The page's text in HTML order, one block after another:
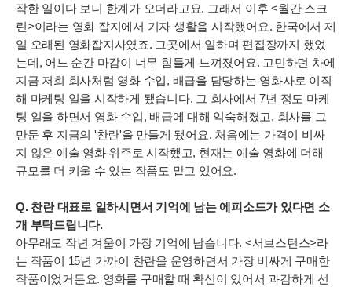
작한 일이다 보니 한계가 오더라고요. 그래서 이후 <월간 스크
린>이라는 영화 잡지에서 기자 생활을 시작했어요. 한국에서 제
일 오래된 영화잡지사였죠. 그곳에서 일하며 편집장까지 했었
는데, 어느 순간 마감이 너무 힘들게 느껴졌어요. 고민하던 차에
지금 저희 회사처럼 영화 수입, 배급을 담당하는 영화사로 이직
해 마케팅 일을 시작하게 됐습니다. 그 회사에서 7년 정도 마케
팅 일을 하면서 영화 수입, 배급에 대해 익숙해졌고, 회사를 그
만둔 후 지금의 '찬란'을 만들게 됐어요. 처음에는 가격이 비싸
지 않은 예술 영화 위주로 시작했고, 현재는 예술 영화에 더해
규모를 더 키울 수 있는 작품도 맡고 있어요.
Q. 찬란 대표로 일하시면서 기억에 남는 에피소드가 있다면 소
개 부탁드립니다.
아무래도 작년 겨울이 가장 기억에 남습니다. <서브스턴스>라
는 작품이 15년 가까이 찬란을 운영하면서 가장 비싸게 구매한
작품이었거든요. 영화를 구매할 때 확신이 있어서 과감하게 선